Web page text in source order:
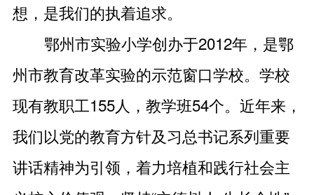
想，是我们的执着追求。
鄂州市实验小学创办于2012年，是鄂
州市教育改革实验的示范窗口学校。学校
现有教职工155人，教学班54个。近年来，
我们以党的教育方针及习总书记系列重要
讲话精神为引领，着力培植和践行社会主